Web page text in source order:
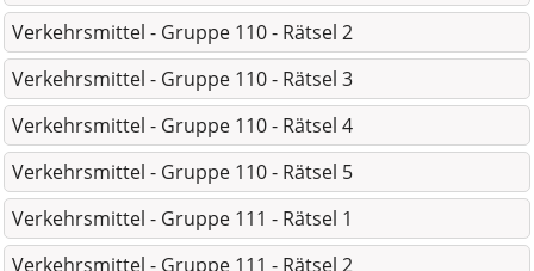
Verkehrsmittel - Gruppe 110 - Rätsel 2
Verkehrsmittel - Gruppe 110 - Rätsel 3
Verkehrsmittel - Gruppe 110 - Rätsel 4
Verkehrsmittel - Gruppe 110 - Rätsel 5
Verkehrsmittel - Gruppe 111 - Rätsel 1
Verkehrsmittel - Gruppe 111 - Rätsel 2